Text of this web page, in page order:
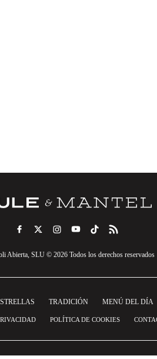
Abierta, SLU © 2026 Todos los derechos reservados
TRADICIÓN MENÚ DEL DÍA
POLÍTICA DE COOKIES